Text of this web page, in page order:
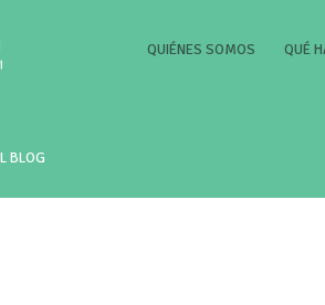
QUIÉNES SOMOS (CURRENT)
QUÉ
BLOG